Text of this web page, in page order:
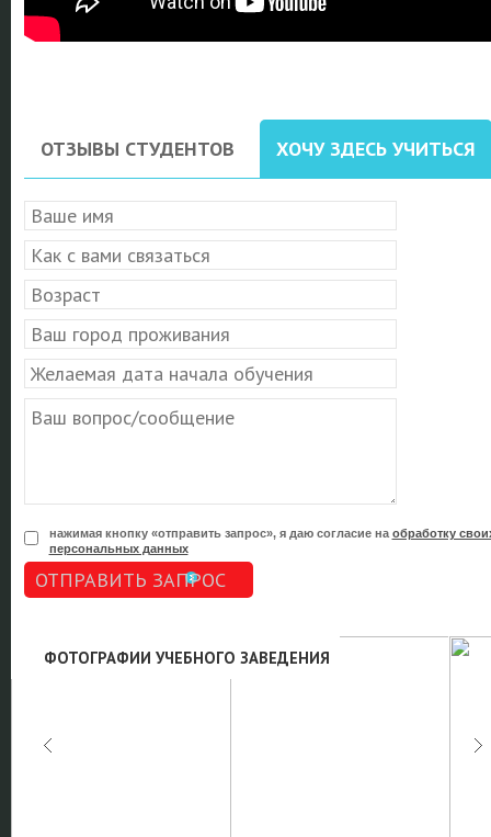
ОТЗЫВЫ СТУДЕНТОВ ХОЧУ ЗДЕСЬ УЧИТЬСЯ
нажимая кнопку «отправить запрос», я даю согласие на обработку
персональных данных
ОТПРАВИТЬ ЗАПРОС
ФОТОГРАФИИ УЧЕБНОГО ЗАВЕДЕНИЯ